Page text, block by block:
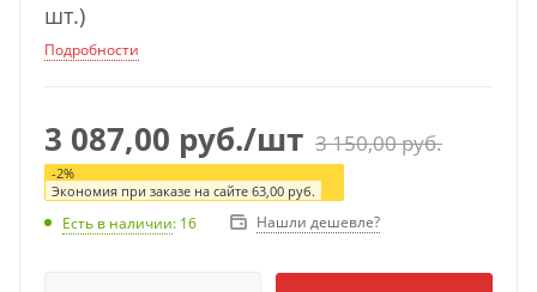
шт.)
Подробности
3 087,00 руб./шт 3 150,00руб.
-2%
Экономия при заказе на сайте 63,00 руб.
Есть в наличии: 16 Нашли дешевле?